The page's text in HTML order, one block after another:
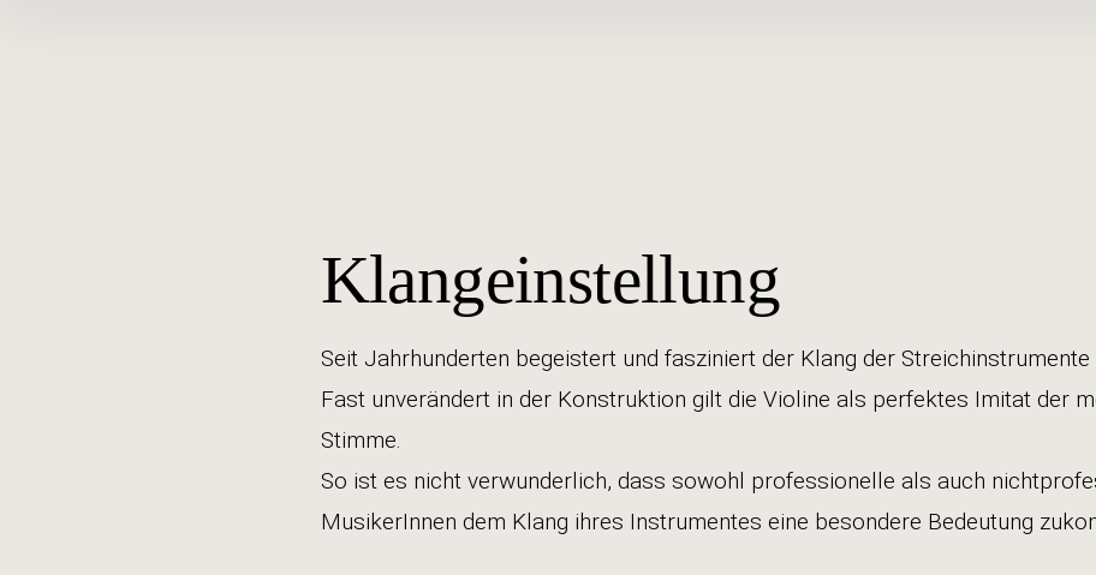
Klangeinstellung
Seit Jahrhunderten begeistert und fasziniert der Klang der Streichinstrumente
Fast unverändert in der Konstruktion gilt die Violine als perfektes Imitat der
Stimme.
So ist es nicht verwunderlich, dass sowohl professionelle als auch
MusikerInnen dem Klang ihres Instrumentes eine besondere Bedeutung